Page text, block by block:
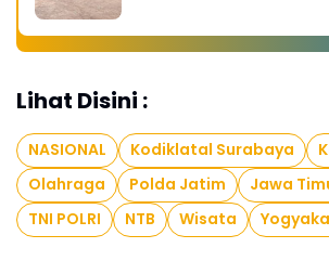
Lihat Disini :
NASIONAL Kodiklatal Surabaya
Olahraga
Polda Jatim Jawa
TNI POLRI
NTB Wisata